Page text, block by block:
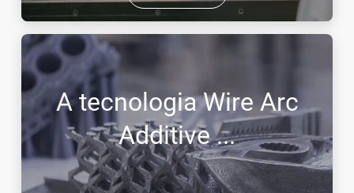
A tecnologia Wire Arc
Additive ...